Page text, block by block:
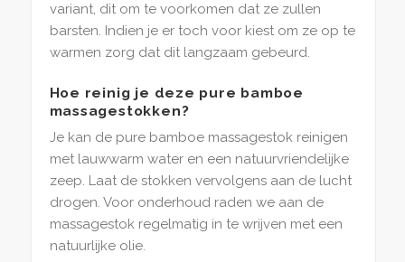
variant, dit om te voorkomen dat ze zullen
barsten. Indien je er toch voor kiest om ze op te
warmen zorg dat dit langzaam gebeurd.
Hoe reinig je deze pure bamboe
massagestokken?
Je kan de pure bamboe massagestok reinigen
met lauwwarm water en een natuurvriendelijke
zeep. Laat de stokken vervolgens aan de lucht
drogen. Voor onderhoud raden we aan de
massagestok regelmatig in te wrijven met een
natuurlijke olie.